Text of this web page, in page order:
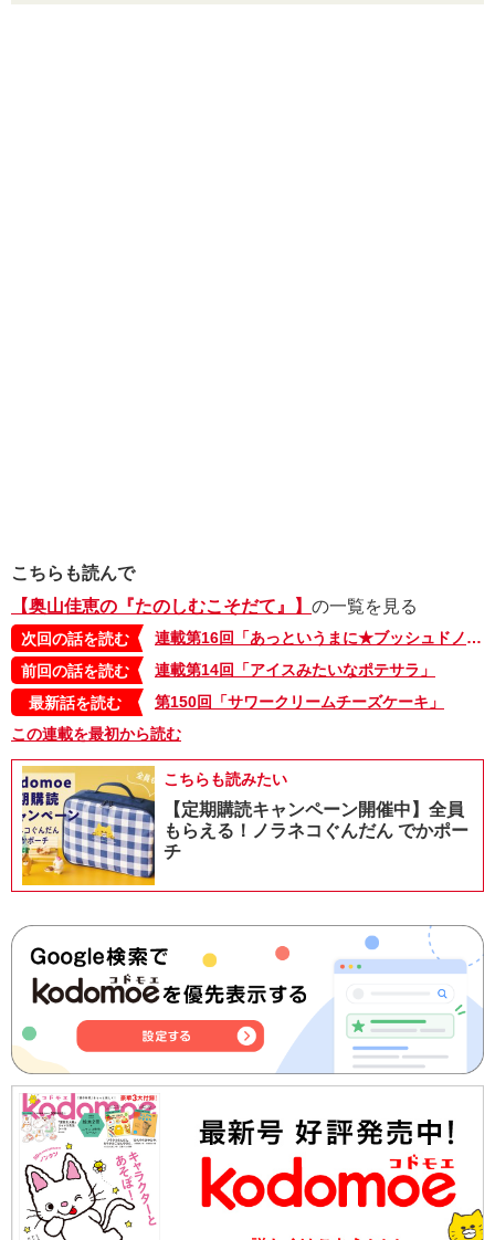
こちらも読んで
【奥山佳恵の『たのしむこそだて』】 の一覧を見る
次回の話を読む
連載第16回「あっというまに★ブッシュドノエル」
前回の話を読む
連載第14回「アイスみたいなポテサラ」
最新話を読む
第150回「サワークリームチーズケーキ」
この連載を最初から読む
こちらも読みたい
【定期購読キャンペーン開催中】全員
もらえる！ノラネコぐんだん でかポー
チ